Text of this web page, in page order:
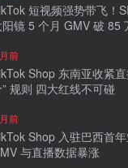
短视频强势带飞！
阳镜 5 个月 GMV 破 85
前
Shop 东南亚收紧直
规则 四大红线不可碰
前
Shop 入驻巴西首
与直播数据暴涨